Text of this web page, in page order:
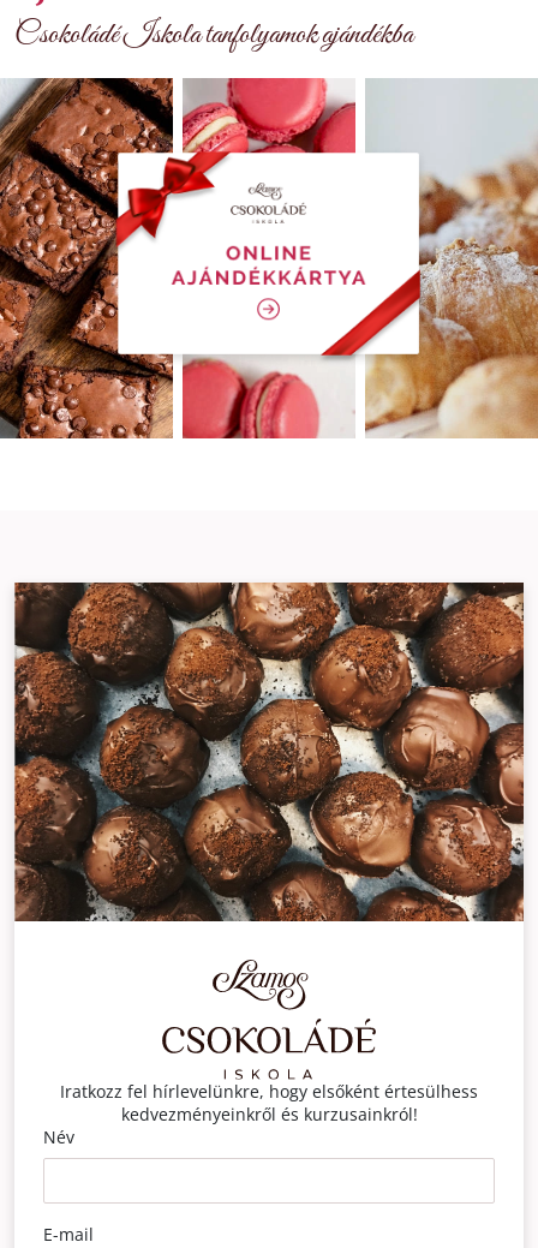
Csokoládé Iskola tanfolyamok ajándékba
Iratkozz fel hírlevelünkre, hogy elsőként értesülhess
kedvezményeinkről és kurzusainkról!
Név
E-mail